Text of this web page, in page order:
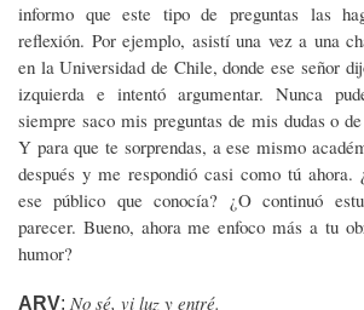
informo que este tipo de preguntas las
reflexión. Por ejemplo, asistí una vez a una
en la Universidad de Chile, donde ese señor
izquierda e intentó argumentar. Nunca
siempre saco mis preguntas de mis dudas o
Y para que te sorprendas, a ese mismo
después y me respondió casi como tú
ese público que conocía? ¿O continuó
parecer. Bueno, ahora me enfoco más a tu
humor?
ARV: No sé, vi luz y entré.